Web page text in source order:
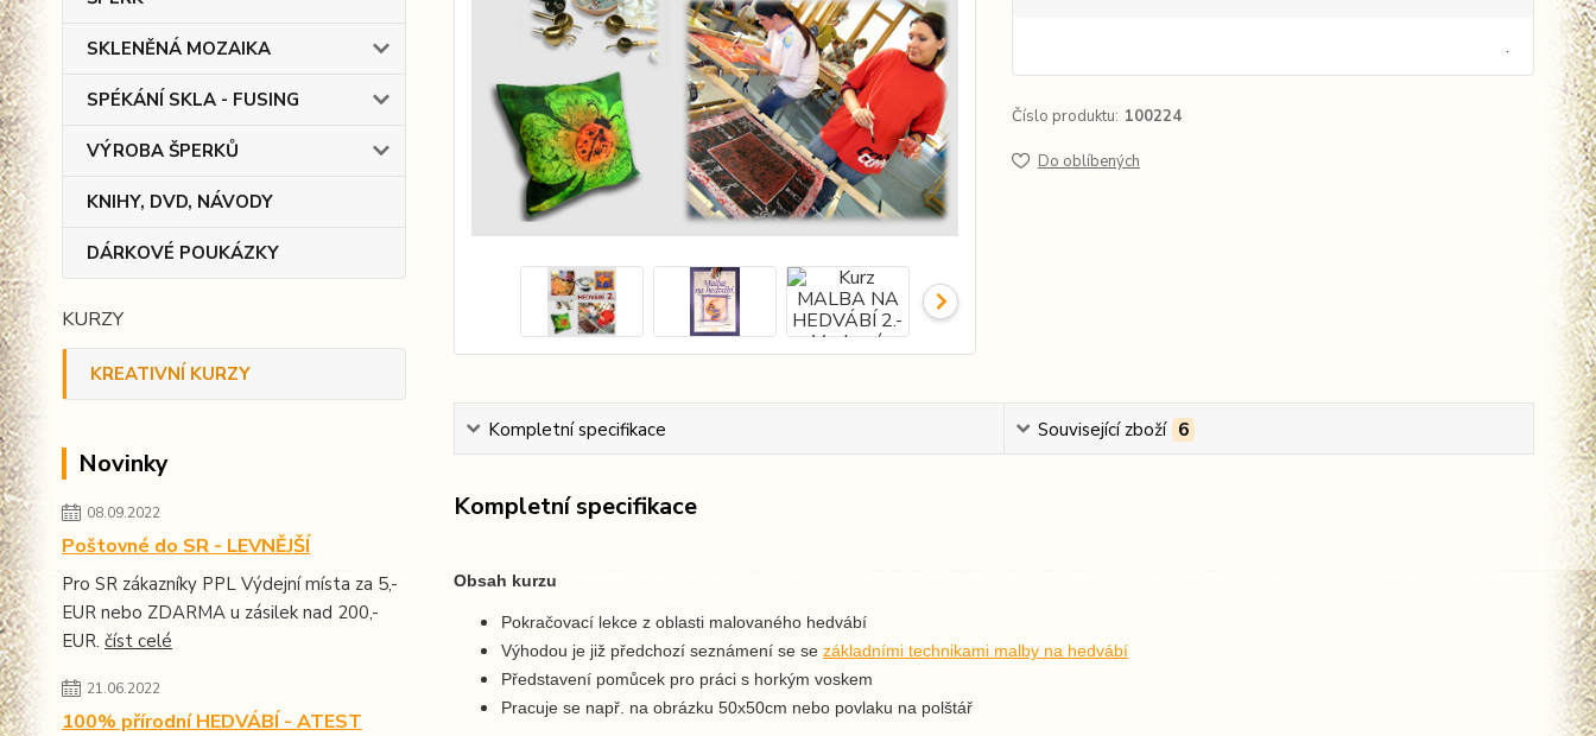
SKLENĚNÁ MOZAIKA
SPÉKÁNÍ SKLA - FUSING
VÝROBA ŠPERKŮ
KNIHY, DVD, NÁVODY
DÁRKOVÉ POUKÁZKY
KURZY
KREATIVNÍ KURZY
Novinky
08.09.2022
Poštovné do SR - LEVNĚJŠÍ
Pro SR zákazníky PPL Výdejní místa za 5,-
EUR nebo ZDARMA u zásilek nad 200,-
EUR. číst celé
21.06.2022
100% přírodní HEDVÁBÍ - ATEST
.
Číslo produktu: 100224
Do oblíbených
Kompletní specifikace Související zboží 6
Kompletní specifikace
Obsah kurzu
Pokračovací lekce z oblasti malovaného hedvábí
Výhodou je již předchozí seznámení se se základními technikami malby na hedvábí
Představení pomůcek pro práci s horkým voskem
Pracuje se např. na obrázku 50x50cm nebo povlaku na polštář